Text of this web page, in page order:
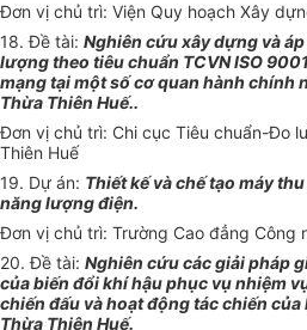
Đơn vị chủ trì: Viện Quy hoạch Xây
18. Đề tài: Nghiên cứu xây dựng và
lượng theo tiêu chuẩn TCVN ISO
mạng tại một số cơ quan hành chính
Thừa Thiên Huế..
Đơn vị chủ trì: Chi cục Tiêu chuẩn-Đo
Thiên Huế
19. Dự án: Thiếtkế và chế tạo máy
năng lượng điện.
Đơn vị chủ trì: Trường Cao đẳng Công
20. Đề tài: Nghiên cứu các giải pháp
của biến đổi khíhậu phục vụ nhiệm
chiến đấu và hoạt động tác chiến
Thừa Thiên Huế.